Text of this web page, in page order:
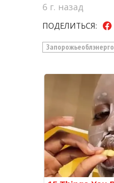
6 г. назад
ПОДЕЛИТЬСЯ:
Запорожьеоблэнерго